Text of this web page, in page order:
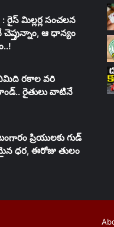
రైస్ మిల్లర్ల సంచలన
చెప్తున్నాం, ఆ ధాన్యం
రకాల వరి
రైతులు వాటినే
ప్రియులకు గుడ్
ధర, ఈరోజు తులం